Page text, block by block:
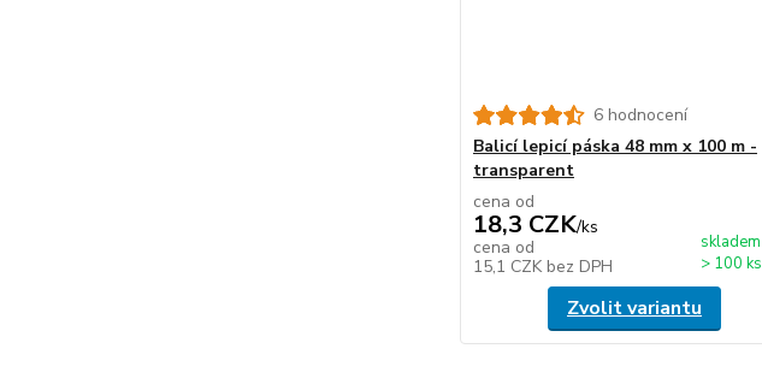
6 hodnocení
Balicí lepicí páska 48 mm x 100 m -
transparent
cena od
18,3 CZK/ks
cena od
15,1 CZK bez DPH
skladem
> 100 ks
Zvolit variantu